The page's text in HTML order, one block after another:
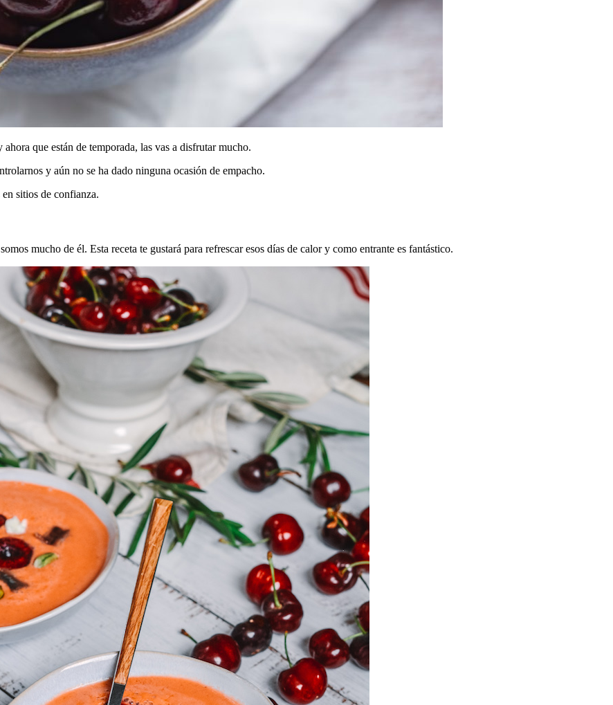
que están de temporada, las vas a disfrutar mucho.
y aún no se ha dado ninguna ocasión de empacho.
sitios de confianza.
mucho de él. Esta receta te gustará para refrescar esos días de calor y como entrante es fantástico.